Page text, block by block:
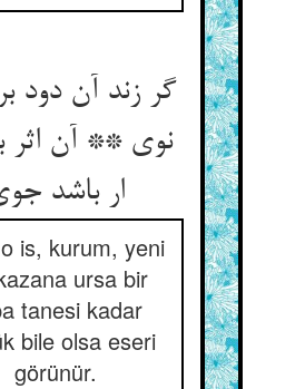
گر زند آن دود
نوی ** آن اثر
ار باشد
is, kurum, yeni
ursa bir
tanesi kadar
bile olsa eseri
görünür.